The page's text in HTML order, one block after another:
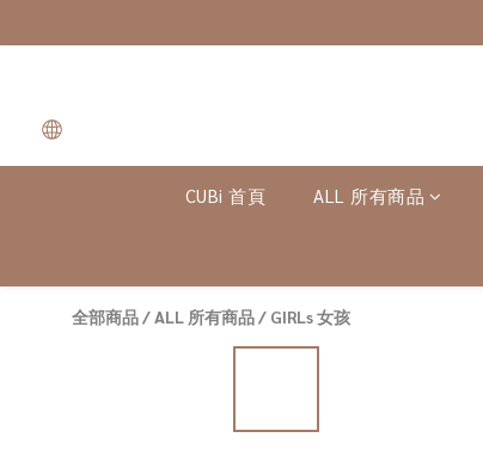
CUBi 首頁 ALL 所有商品
全部商品/ALL 所有商品/ GIRLs 女孩